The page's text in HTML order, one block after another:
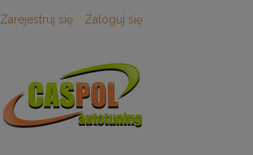
Zarejestruj się Zaloguj się